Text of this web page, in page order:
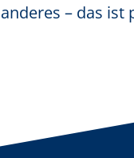
– das ist